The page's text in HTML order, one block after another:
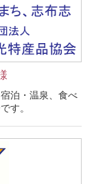
泊・温泉、食べ
す。